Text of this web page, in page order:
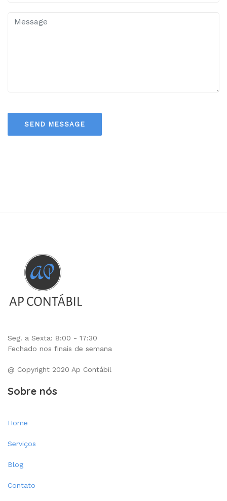
Seg. a Sexta: 8:00 - 17:30
Fechado nos finais de semana
@ Copyright 2020 Ap Contábil
Sobre nós
Home
Serviços
Blog
Contato